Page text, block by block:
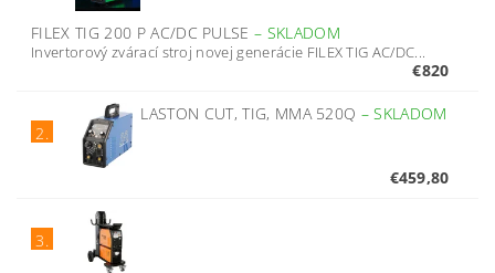
FILEX TIG 200 P AC/DC PULSE– SKLADOM
Invertorový zvárací stroj novej generácie FILEX TIG AC/DC...
€820
2.
LASTON CUT, TIG, MMA 520Q –SKLADOM
€459,80
3.